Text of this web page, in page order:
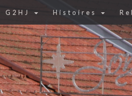
G2HJ Histoires